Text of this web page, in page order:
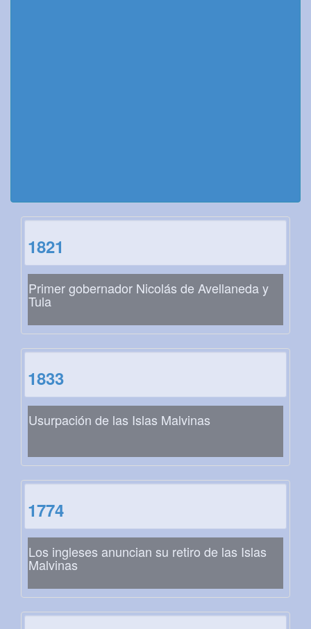
1821
Primer gobernador Nicolás de Avellaneda y
Tula
1833
Usurpación de las Islas Malvinas
1774
Los ingleses anuncian su retiro de las Islas
Malvinas